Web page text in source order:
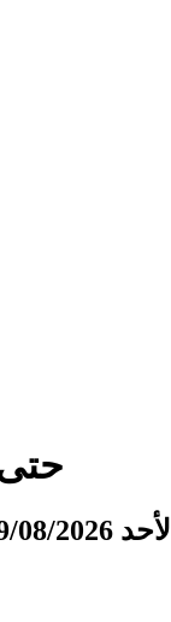
الأحد 09/08/2026 (24/2/1448هـ)